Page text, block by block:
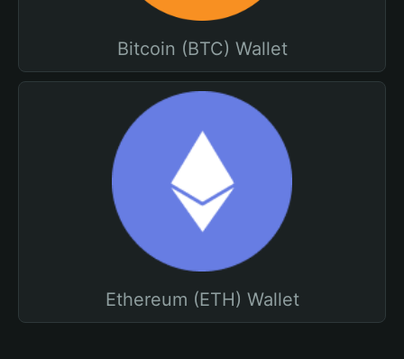
Bitcoin (BTC) Wallet
Ethereum (ETH) Wallet